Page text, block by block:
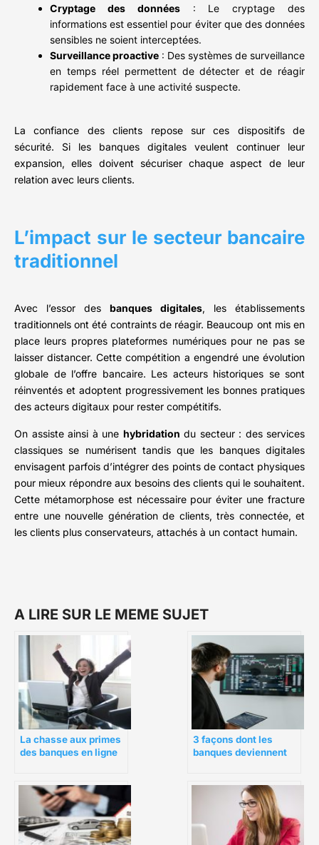
Cryptage des données: Le cryptage des
informations est essentiel pour éviter que des données
sensibles ne soient interceptées.
Surveillance proactive : Des systèmes de surveillance
en temps réel permettent de détecter et de réagir
rapidement face à une activité suspecte.
La confiance des clients repose sur ces dispositifs de
sécurité. Si les banques digitales veulent continuer leur
expansion, elles doivent sécuriser chaque aspect de leur
relation avec leurs clients.
L’impact sur le secteur bancaire
traditionnel
Avec l’essor des banques digitales, les établissements
traditionnels ont été contraints de réagir. Beaucoup ont mis en
place leurs propres plateformes numériques pour ne pas se
laisser distancer. Cette compétition a engendré une évolution
globale de l’offre bancaire. Les acteurs historiques se sont
réinventés et adoptent progressivement les bonnes pratiques
des acteurs digitaux pour rester compétitifs.
On assiste ainsi à une hybridation du secteur : des services
classiques se numérisent tandis que les banques digitales
envisagent parfois d’intégrer des points de contact physiques
pour mieux répondre aux besoins des clients qui le souhaitent.
Cette métamorphose est nécessaire pour éviter une fracture
entre une nouvelle génération de clients, très connectée, et
les clients plus conservateurs, attachés à un contact humain.
A LIRE SUR LE MEME SUJET
La chasse aux primes
des banques en ligne
3 façons dont les
banques deviennent